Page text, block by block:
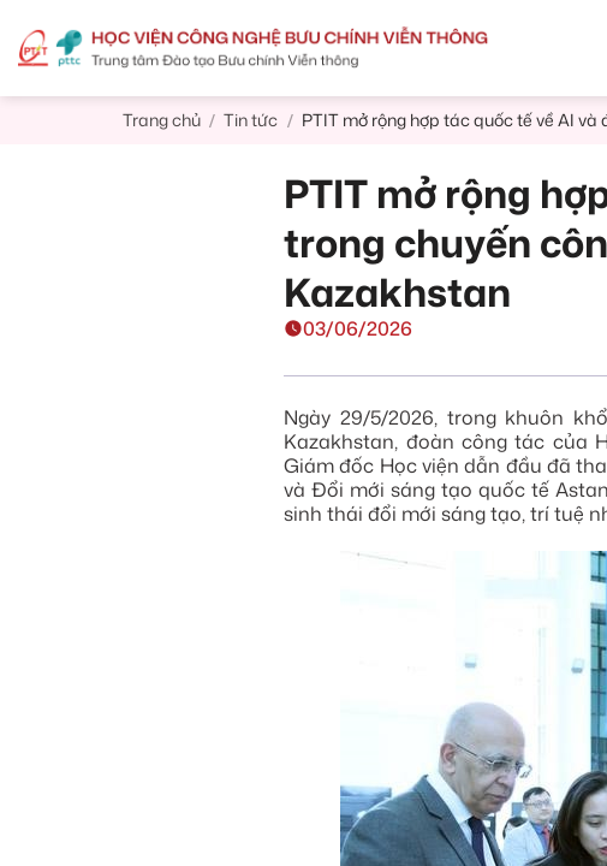
content
Trang chủ / Tin tức / PTIT mở rộng hợp tác quốc tế về AI
03/06/2026
PTIT mở rộng
trong chuyến
Kazakhstan
Ngày 29/5/2026, trong khuôn
Kazakhstan, đoàn công tác của
Giám đốc Học viện dẫn đầu đã
và Đổi mới sáng tạo quốc tế
sinh thái đổi mới sáng tạo, trí tuệ